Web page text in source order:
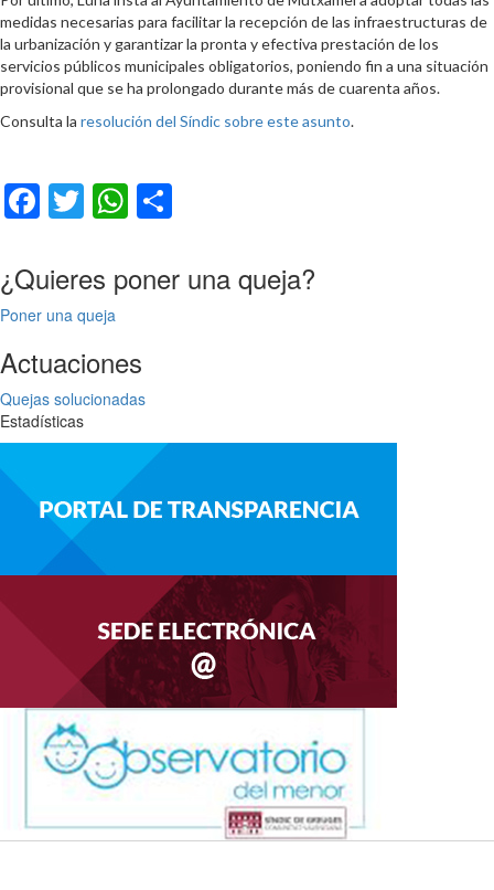
medidas necesarias para facilitar la recepción de las infraestructuras de
la urbanización y garantizar la pronta y efectiva prestación de los
servicios públicos municipales obligatorios, poniendo fin a una situación
provisional que se ha prolongado durante más de cuarenta años.
Consulta la resolución del Síndic sobre este asunto.
Facebook
TwitterWhatsApp
¿Quieres poner una queja?
Poner una queja
Actuaciones
Quejas solucionadas
Estadísticas